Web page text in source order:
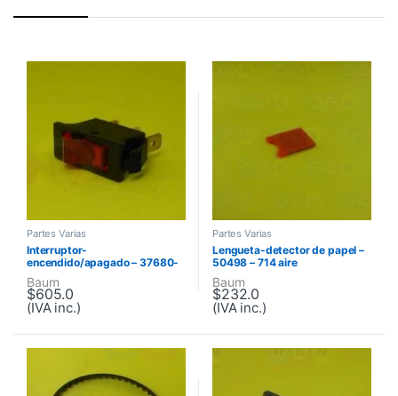
Partes Varias
Interruptor-
encendido/apagado – 37680-
Baum
$605.0
(IVA inc.)
Partes Varias
Lengueta-detector de papel –
50498 – 714 aire
Baum
$232.0
(IVA inc.)